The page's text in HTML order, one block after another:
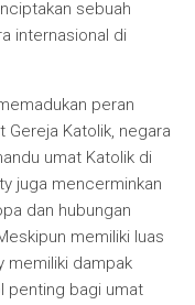
sebuah
internasional di
peran
Katolik, negara
umat Katolik di
juga mencerminkan
dan hubungan
memiliki luas
memiliki dampak
penting bagi umat